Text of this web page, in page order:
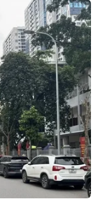
tác để xác
lý nghiêm
Trung tá Đinh